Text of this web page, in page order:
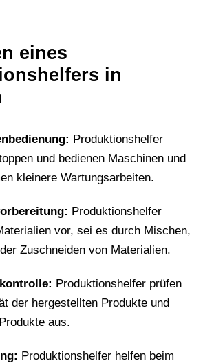
eines
in
Produktionshelfer
und bedienen Maschinen und
kleinere Wartungsarbeiten.
Produktionshelfer
vor, sei es durch Mischen,
Zuschneiden von Materialien.
Produktionshelfer prüfen
der hergestellten Produkte und
aus.
Produktionshelfer helfen beim